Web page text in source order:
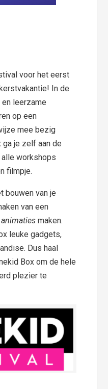
voor het eerst
In de
leerzame
op een
mee bezig
je zelf aan de
alle workshops
filmpje.
bouwen van je
van een
animatiesmaken.
leuke gadgets,
Dus haal
Box om de hele
plezier te